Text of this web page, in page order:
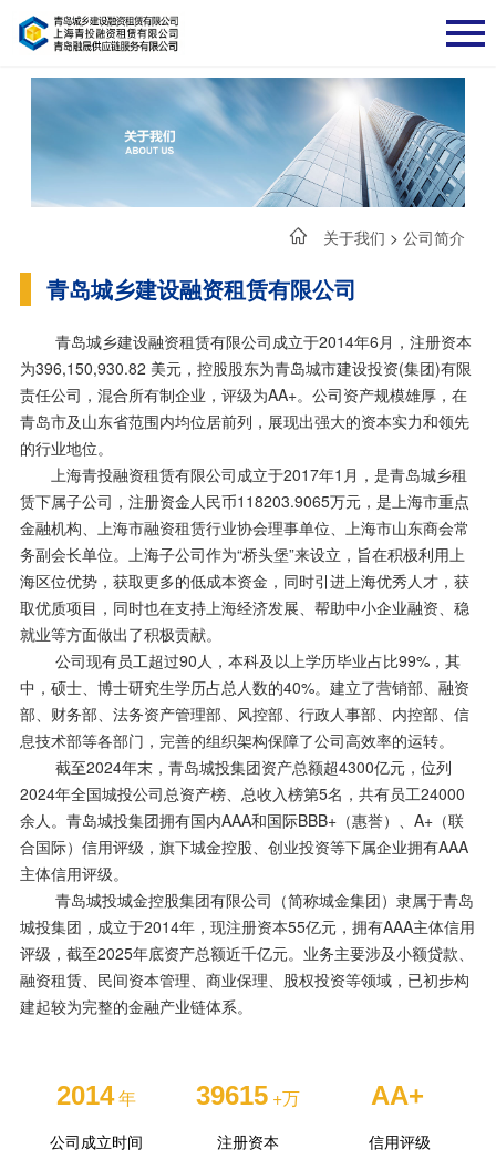
关于我们 >公司简介
青岛城乡建设融资租赁有限公司
青岛城乡建设融资租赁有限公司成立于2014年6月，注册资本
为396,150,930.82 美元，控股股东为青岛城市建设投资(集团)有限
责任公司，混合所有制企业，评级为AA+。 公司资产规模雄厚，在
青岛市及山东省范围内均位居前列，展现出强大的资本实力和领先
的行业地位。
上海青投融资租赁有限公司成立于2017年1月，是青岛城乡租
赁下属子公司，注册资金 人民币118203.9065万元，是上海市重点
金融机构、上海市融资租赁行业协会理事单位、上海市山东商会常
务副会长单位。上海子公司作为“桥头堡”来设立，旨在积极利用上
海区位优势，获取更多的低成本资金，同时引进上海优秀人才，获
取优质项目，同时也在支持上海经济发展、帮助中小企业融资、稳
就业等方面做出了积极贡献。
公司现有员工超过90人，本科及以上学历毕业占比99%，其
中，硕士、博士研究生学历占总人数的40%。建立了营销部、融资
部、财务部、法务资产管理部、风控部、行政人事部、内控部、信
息技术部等各部门，完善的组织架构保障了公司高效率的运转。
截至2024年末，青岛城投集团资产总额超4300亿元，位列
2024年全国城投公司总资产榜、总收入榜第5名，共有员工24000
余人。青岛城投集团拥有国内AAA和国际BBB+（惠誉）、A+（联
合国际）信用评级，旗下城金控股、创业投资等下属企业拥有AAA
主体信用评级。
青岛城投城金控股集团有限公司（简称城金集团）隶属于青岛
城投集团，成立于2014年，现注册资本55亿元，拥有AAA主体信用
评级，截至2025年底资产总额近千亿元。业务主要涉及小额贷款、
融资租赁、民间资本管理、商业保理、股权投资等领域，已初步构
建起较为完整的金融产业链体系。
2014年
公司成立时间
39615 +万
注册资本
AA+
信用评级